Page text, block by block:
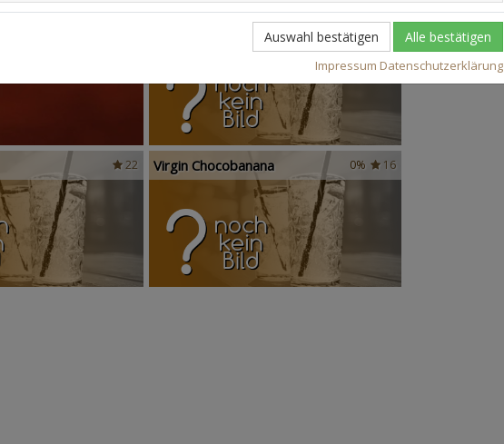
37
Scandinavian Sunshine
22 16
0%
Virgin Chocobanana
Auswahl bestätigen Alle bestätigen
Impressum Datenschutzerklärung